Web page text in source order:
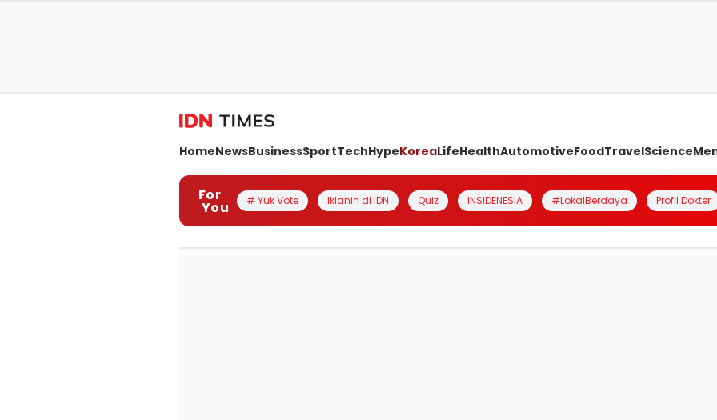
HomeNewsBusinessSportTechHypeKoreaLifeHealthAutomotiveFoodTravelScience
For
You # Yuk Vote Iklanin di IDN Quiz INSIDENESIA #LokalBerdaya Profil Dokter